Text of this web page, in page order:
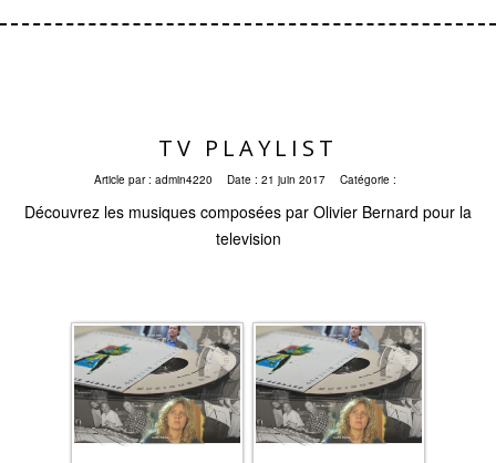
TV PLAYLIST
Article par : admin4220 Date : 21 juin 2017 Catégorie :
Découvrez les musiques composées par Olivier Bernard pour la
television